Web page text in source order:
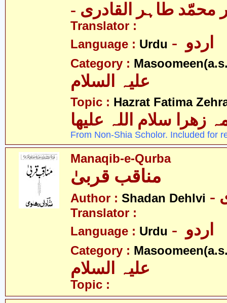
محمّد طاہر القادری
Translator :
Language : Urdu
Category :
Topic : Hazrat Fatima
زھرا سلام اللہ علیھا
From Non-Shia Scholor. Included for
Manaqib-e-Qurba
Author : Shadan Dehlvi
Translator :
Language : Urdu
Category :
Topic :